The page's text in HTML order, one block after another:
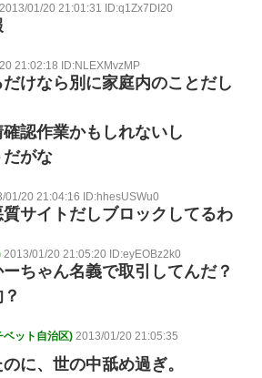
2013/01/20 21:01:31 ID:q1Zx7DI20
21:02:18 ID:NLEXMvzMP
けなら別に家庭内のことだし
認作業かもしれないし
がな
01/20 21:04:16 ID:hhesUSWu0
サイトだしブロックしてるわ
2013/01/20 21:05:20 ID:eyEOBz2k0
ちゃん名義で取引してんだ？
ベット自治区) 2013/01/20 21:05:35
に、世の中舐め過ぎ。